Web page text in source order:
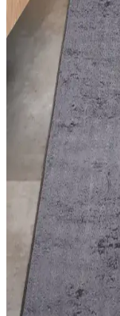
Yatak Odası
Modelleri ve
Yatak odası
desen uyumu,
fonksiyonel alanlar
Halise Home
Seçenekleri ile
Halise Home Halı,
bakım kolay halılar
hale getirir.
Halı ve Kilim
Mekan
Halı ve kilimler, iç
desen ve kullanım
alanlarınızı estetik